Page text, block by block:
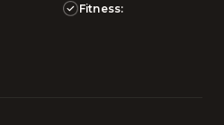
Fitness: